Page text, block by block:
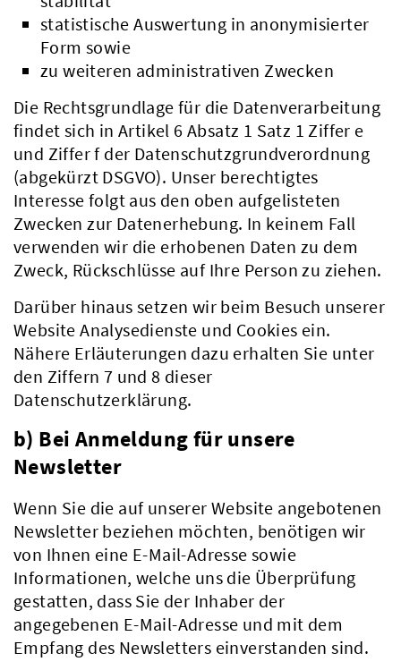
statistische Auswertung in anonymisierter
Form sowie
zu weiteren administrativen Zwecken
Die Rechtsgrundlage für die Datenverarbeitung
findet sich in Artikel 6 Absatz 1 Satz 1 Ziffer e
und Ziffer f der Datenschutzgrundverordnung
(abgekürzt DSGVO). Unser berechtigtes
Interesse folgt aus den oben aufgelisteten
Zwecken zur Datenerhebung. In keinem Fall
verwenden wir die erhobenen Daten zu dem
Zweck, Rückschlüsse auf Ihre Person zu ziehen.
Darüber hinaus setzen wir beim Besuch unserer
Website Analysedienste und Cookies ein.
Nähere Erläuterungen dazu erhalten Sie unter
den Ziffern 7 und 8 dieser
Datenschutzerklärung.
b) Bei Anmeldung für unsere
Newsletter
Wenn Sie die auf unserer Website angebotenen
Newsletter beziehen möchten, benötigen wir
von Ihnen eine E-Mail-Adresse sowie
Informationen, welche uns die Überprüfung
gestatten, dass Sie der Inhaber der
angegebenen E-Mail-Adresse und mit dem
Empfang des Newsletters einverstanden sind.